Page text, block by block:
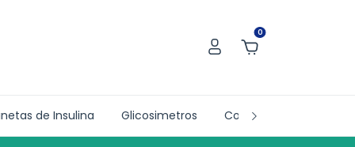
0
de Insulina Glicosimetros Collab´s